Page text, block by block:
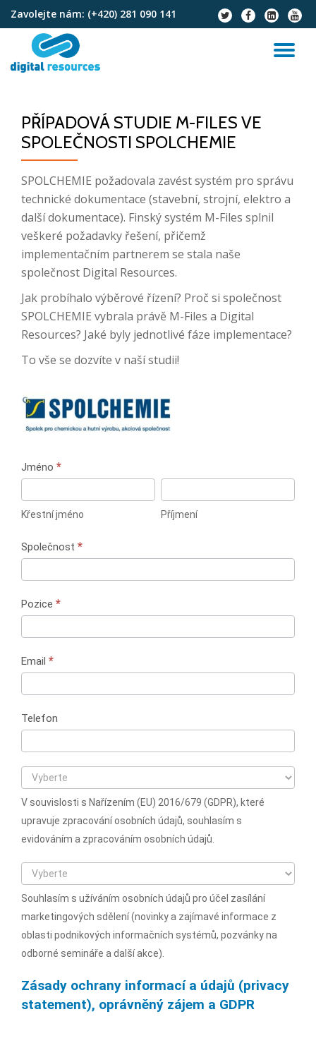
Přeskočit
obsah
Zavolejte nám: (+420) 281 090 141
fa-
twitter
fa-
facebook
fa-
linkedin-
square
fa-
PŘÍPADOVÁ STUDIE M-FILES VE
SPOLEČNOSTI SPOLCHEMIE
SPOLCHEMIE požadovala zavést systém pro správu
technické dokumentace (stavební, strojní, elektro a
další dokumentace). Finský systém M-Files splnil
veškeré požadavky řešení, přičemž
implementačním partnerem se stala naše
společnost Digital Resources.
Jak probíhalo výběrové řízení? Proč si společnost
SPOLCHEMIE vybrala právě M-Files a Digital
Resources? Jaké byly jednotlivé fáze implementace?
To vše se dozvíte v naší studii!
Stažení
případové
studie
M-
Files
ve
společnosti
Jméno *
Křestní jméno Příjmení
Společnost *
Pozice *
Email *
Telefon
V souvislosti s Nařízením (EU) 2016/679 (GDPR), které
upravuje zpracování osobních údajů, souhlasím s
evidováním a zpracováním osobních údajů.
Souhlasím s užíváním osobních údajů pro účel zasílání
marketingových sdělení (novinky a zajímavé informace z
oblasti podnikových informačních systémů, pozvánky na
odborné semináře a další akce).
Zásady ochrany informací a údajů (privacy
statement), oprávněný zájem a GDPR